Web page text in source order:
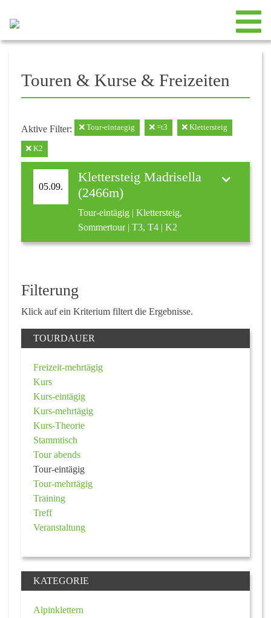
Touren & Kurse & Freizeiten
Aktive Filter: Tour-eintaegig =t3 Klettersteig
K2
05.09.
Klettersteig Madrisella
(2466m)
Tour-eintägig | Klettersteig,
Sommertour | T3, T4 | K2
Filterung
Klick auf ein Kriterium filtert die Ergebnisse.
TOURDAUER
Freizeit-mehrtägig
Kurs
Kurs-eintägig
Kurs-mehrtägig
Kurs-Theorie
Stammtisch
Tour abends
Tour-eintägig
Tour-mehrtägig
Training
Treff
Veranstaltung
KATEGORIE
Alpinklettern